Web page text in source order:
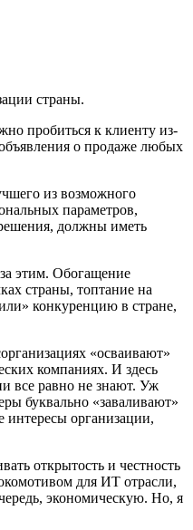
страны.
пробиться к клиенту из-
о продаже любых
из возможного
параметров,
должны иметь
этим. Обогащение
страны, топтание на
конкуренцию в стране,
«осваивают»
компаниях. И здесь
все равно не знают. Уж
буквально «заваливают»
интересы организации,
открытость и честность
для ИТ отрасли,
экономическую. Но, я